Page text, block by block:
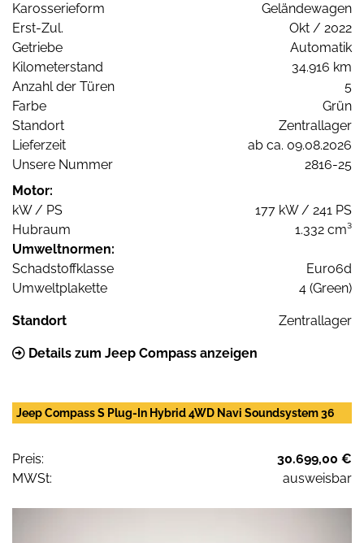
Karosserieform
Geländewagen
Erst-Zul.
Okt / 2022
Getriebe
Automatik
Kilometerstand
34.916 km
Anzahl der Türen
5
Farbe
Grün
Standort
Zentrallager
Lieferzeit
ab ca. 09.08.2026
Unsere Nummer
2816-25
Motor:
kW / PS
177 kW / 241 PS
Hubraum
1.332 cm³
Umweltnormen:
Schadstoffklasse
Euro6d
Umweltplakette
4 (Green)
Standort Zentrallager
Details zum Jeep Compass anzeigen
Jeep Compass S Plug-In Hybrid 4WD Navi Soundsystem 36
Preis:
30.699,00 €
MWSt:
ausweisbar